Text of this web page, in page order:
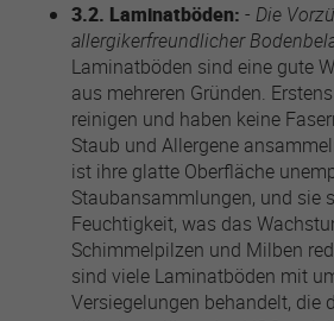
3.2. Laminatböden: - Die
allergikerfreundlicher
Laminatböden sind eine gute
aus mehreren Gründen.
reinigen und haben keine
Staub und Allergene
ist ihre glatte Oberfläche
Staubansammlungen, und sie
Feuchtigkeit, was das
Schimmelpilzen und Milben
sind viele Laminatböden mit
Versiegelungen behandelt, die